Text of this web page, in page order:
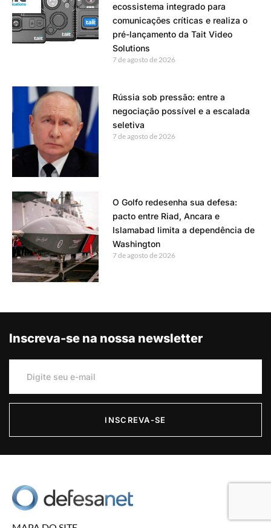
ecossistema integrado para
comunicações críticas e realiza o
pré-lançamento da Tait Video
Solutions
7 de agosto de 2026
Rússia sob pressão: entre a
negociação possível e a escalada
seletiva
7 de agosto de 2026
O Golfo redesenha sua defesa:
pacto entre Riad, Ancara e
Islamabad limita a dependência de
Washington
7 de agosto de 2026
Inscreva-se na nossa newsletter
INSCREVA-SE